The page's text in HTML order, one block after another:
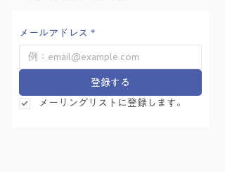
メールアドレス *
登録する
メーリングリストに登録します。